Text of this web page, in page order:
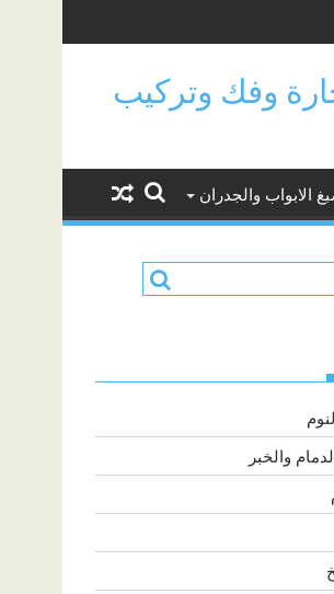
وفك وتركيب
الابواب والجدران
والخبر